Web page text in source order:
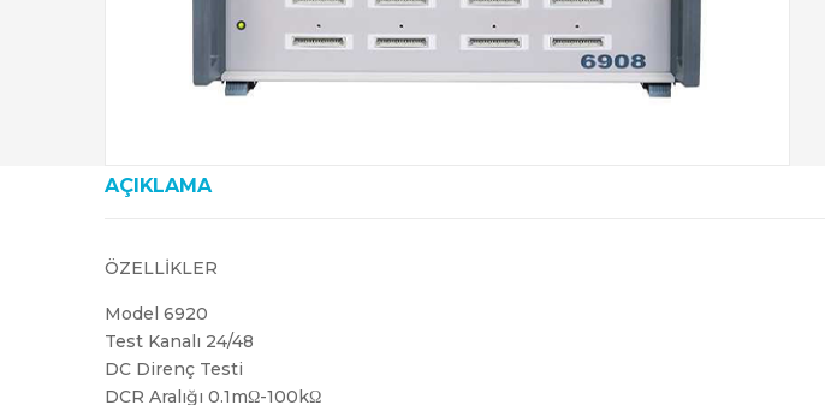
AÇIKLAMA
ÖZELLİKLER
Model 6920
Test Kanalı 24/48
DC Direnç Testi
DCR Aralığı 0.1mΩ-100kΩ